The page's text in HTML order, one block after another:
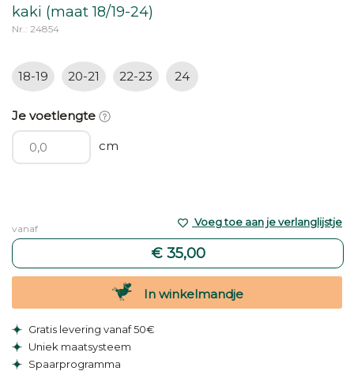
kaki (maat 18/19-24)
Nr.: 24854
18-19 20-21 22-23 24
Je voetlengte
cm
vanaf
€ 35,00
Voeg toe aan je verlanglijstje
In winkelmandje
Gratis levering vanaf 50€
Uniek maatsysteem
Spaarprogramma